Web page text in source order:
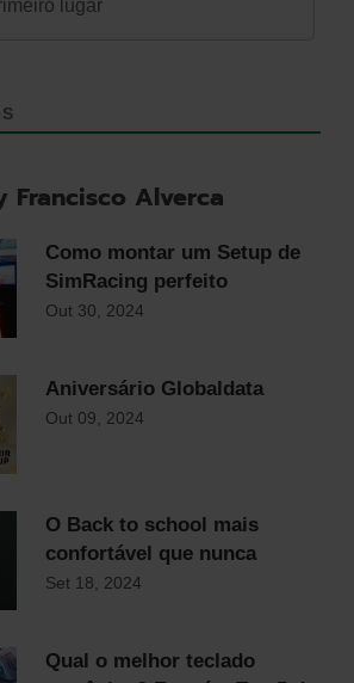
Francisco Alverca
Como montar um Setup de
SimRacing perfeito
Out 30, 2024
Aniversário Globaldata
Out 09, 2024
O Back to school mais
confortável que nunca
Set 18, 2024
Qual o melhor teclado